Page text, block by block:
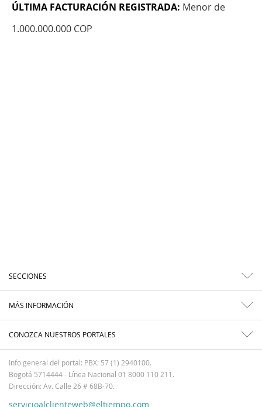
ÚLTIMA FACTURACIÓN REGISTRADA: Menor de
1.000.000.000 COP
SECCIONES
MÁS INFORMACIÓN
CONOZCA NUESTROS PORTALES
Info general del portal: PBX: 57 (1) 2940100.
Bogotá 5714444 - Línea Nacional 01 8000 110 211.
Dirección: Av. Calle 26 # 68B-70.
servicioalclienteweb@eltiempo.com